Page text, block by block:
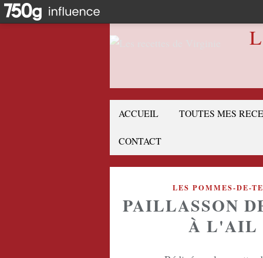
ACCUEIL TOUTES MES
CONTACT
LES POMMES-DE-
PAILLASSON
À L'AIL